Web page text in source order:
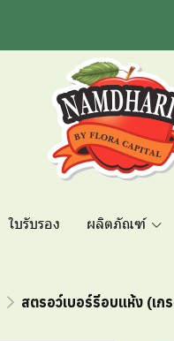
ใบรับรอง ผลิตภัณฑ์
สตรอว์เบอร์รีอบแห้ง (เก